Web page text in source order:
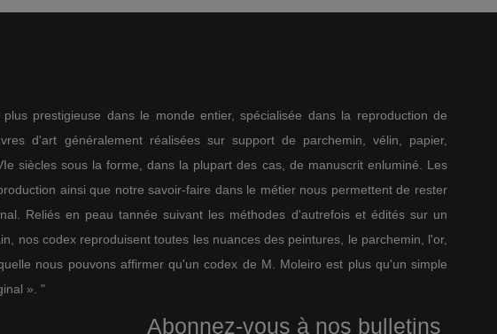
prestigieuse dans le monde entier, spécialisée dans la reproduction de
d'art généralement réalisées sur support de parchemin, vélin, papier,
siècles sous la forme, dans la plupart des cas, de manuscrit enluminé. Les
ainsi que notre savoir-faire dans le métier nous permettent de rester
Reliés en peau tannée suivant les méthodes d'autrefois et édités sur un
nos codex reproduisent toutes les nuances des peintures, le parchemin, l'or,
nous pouvons affirmer qu'un codex de M. Moleiro est plus qu'un simple
». "
Abonnez-vous à nos bulletins